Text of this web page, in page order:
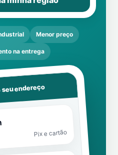
Menor preço
na entrega
endereço
Pix e cartão